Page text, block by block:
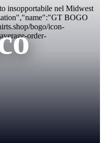
insopportabile nel Midwest
BOGO
bogo/icon-
order-